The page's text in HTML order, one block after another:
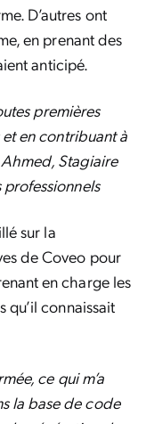
D’autres ont
en prenant des
anticipé.
premières
en contribuant à
Stagiaire
sur la
de Coveo pour
en charge les
qu’il connaissait
ce qui m’a
la base de code